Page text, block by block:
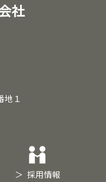
社
地１
採用情報